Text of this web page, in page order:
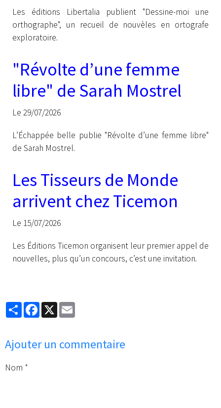
Les éditions Libertalia publient "Dessine-moi une
orthographe", un recueil de nouvèles en ortografe
exploratoire.
"Révolte d’une femme
libre" de Sarah Mostrel
Le 29/07/2026
L’Échappée belle publie "Révolte d’une femme libre"
de Sarah Mostrel.
Les Tisseurs de Monde
arrivent chez Ticemon
Le 15/07/2026
Les Éditions Ticemon organisent leur premier appel de
nouvelles, plus qu’un concours, c’est une invitation.
PartagerFacebook
X
Ajouter un commentaire
Nom